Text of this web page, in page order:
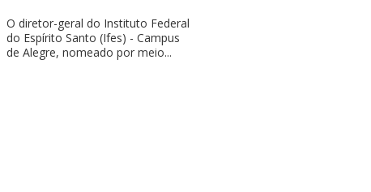
O diretor-geral do Instituto Federal
do Espírito Santo (Ifes) - Campus
de Alegre, nomeado por meio...